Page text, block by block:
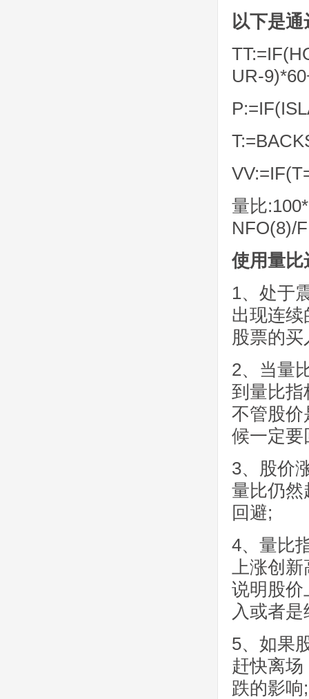
以下是
UR-
量比
NFO(8)/
使用量比
1、处于
出现连
股票的买
2、当量
到量比指
不管股价
候一定要
3、股价
量比仍然
回避;
4、量比
上涨创
说明股价
入或者
5、如果
赶快离
跌的影响;